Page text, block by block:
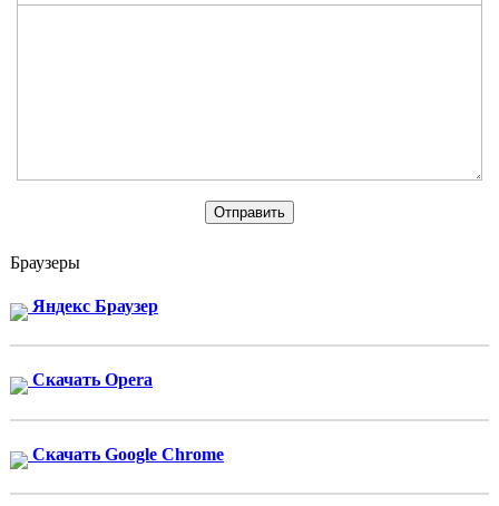
Браузеры
Яндекс Браузер
Скачать Opera
Скачать Google Chrome